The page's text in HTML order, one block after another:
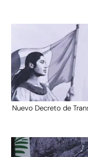
Nuevo Decreto de